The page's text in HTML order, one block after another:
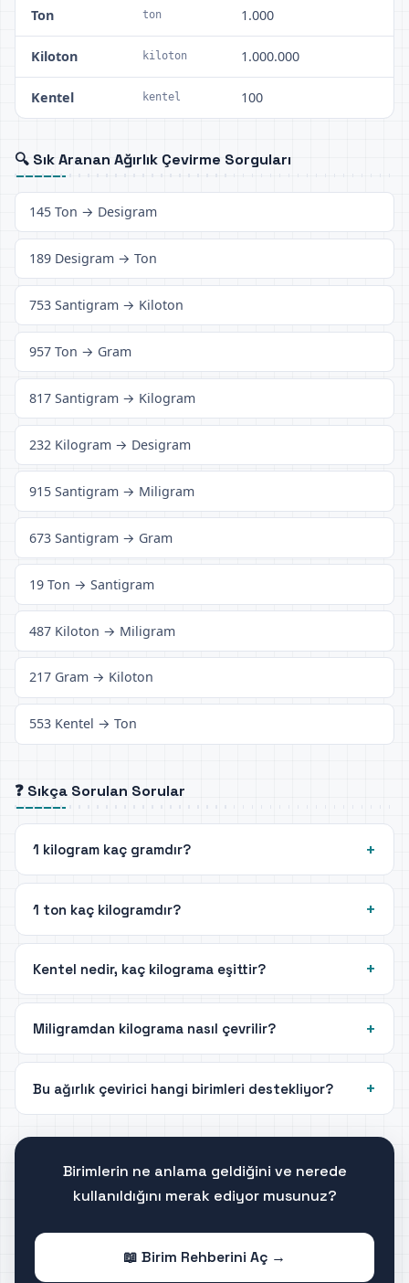
Ton ton 1.000
Kiloton kiloton 1.000.000
Kentel kentel 100
🔍 Sık Aranan Ağırlık Çevirme Sorguları
145 Ton → Desigram
189 Desigram → Ton
753 Santigram → Kiloton
957 Ton → Gram
817 Santigram → Kilogram
232 Kilogram → Desigram
915 Santigram → Miligram
673 Santigram → Gram
19 Ton → Santigram
487 Kiloton → Miligram
217 Gram → Kiloton
553 Kentel → Ton
❓ Sıkça Sorulan Sorular
1 kilogram kaç gramdır?
1 ton kaç kilogramdır?
Kentel nedir, kaç kilograma eşittir?
Miligramdan kilograma nasıl çevrilir?
Bu ağırlık çevirici hangi birimleri destekliyor?
Birimlerin ne anlama geldiğini ve nerede
kullanıldığını merak ediyor musunuz?
📖 Birim Rehberini Aç →